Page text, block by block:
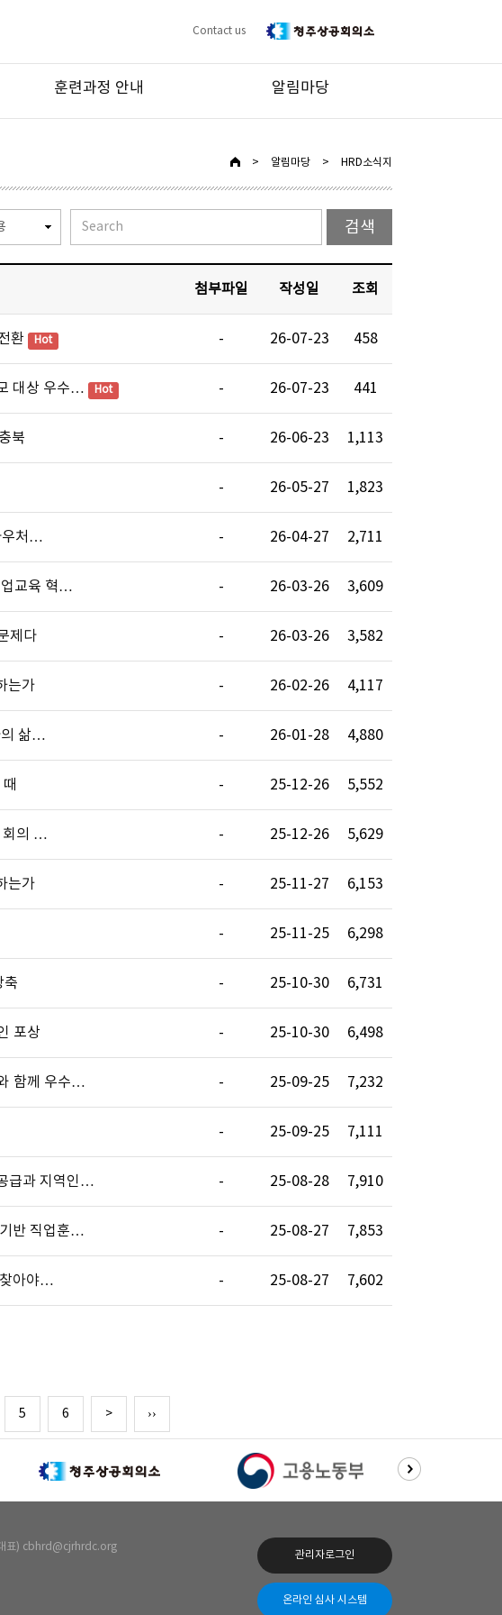
Contact us
훈련과정 안내 알림마당
> 알림마당 > HRD소식지
첨부파일 작성일 조회
환 Hot - 26-07-23 458
대상 우수… Hot - 26-07-23 441
북 - 26-06-23 1,113
- 26-05-27 1,823
우처… - 26-04-27 2,711
업교육 혁… - 26-03-26 3,609
제다 - 26-03-26 3,582
는가 - 26-02-26 4,117
의 삶… - 26-01-28 4,880
- 25-12-26 5,552
회의 … - 25-12-26 5,629
는가 - 25-11-27 6,153
- 25-11-25 6,298
축 - 25-10-30 6,731
포상 - 25-10-30 6,498
함께 우수… - 25-09-25 7,232
- 25-09-25 7,111
급과 지역인… - 25-08-28 7,910
반 직업훈… - 25-08-27 7,853
아야… - 25-08-27 7,602
5 6 > ››
표) cbhrd@cjrhrdc.org
관리자로그인
온라인 심사 시스템